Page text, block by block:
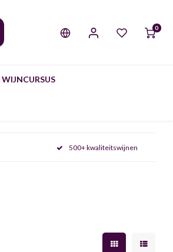
0
WIJNCURSUS
500+ kwaliteitswijnen